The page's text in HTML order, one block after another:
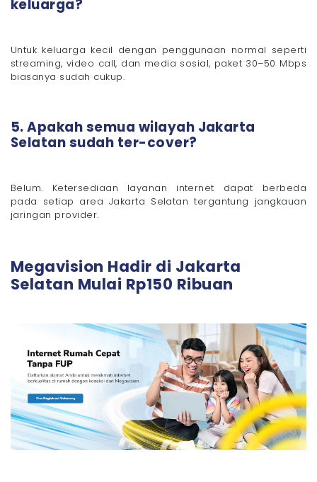
keluarga?
Untuk keluarga kecil dengan penggunaan normal seperti
streaming, video call, dan media sosial, paket 30–50 Mbps
biasanya sudah cukup.
5. Apakah semua wilayah Jakarta
Selatan sudah ter-cover?
Belum. Ketersediaan layanan internet dapat berbeda
pada setiap area Jakarta Selatan tergantung jangkauan
jaringan provider.
Megavision Hadir di Jakarta
Selatan Mulai Rp150 Ribuan